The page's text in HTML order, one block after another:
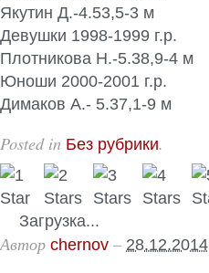
Якутин Д.-4.53,5-3 м
Девушки 1998-1999 г.р.
Плотникова Н.-5.38,9-4 м
Юноши 2000-2001 г.р.
Димаков А.- 5.37,1-9 м
Posted in Без рубрики.
Загрузка...
Автор chernov – 28.12.2014